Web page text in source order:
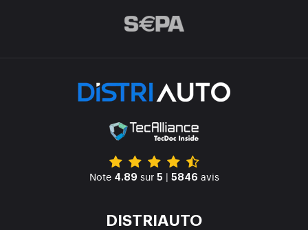
Note 4.89 sur 5 | 5846 avis
DISTRIAUTO